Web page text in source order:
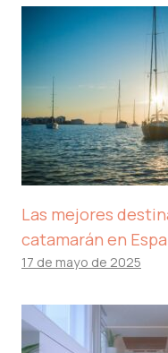
Las mejores
catamarán en
17 de mayo de 2025